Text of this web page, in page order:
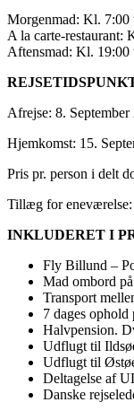
Morgenmad: Kl. 7:00
A la carte-restaurant:
Aftensmad: Kl. 19:00
Afrejse: 8. September
Hjemkomst: 15.
Pris pr. person i delt
Tillæg for eneværelse:
INKLUDERET I
Fly Billund –
Mad ombord
Transport
7 dages
Halvpension.
Udflugt til
Udflugt til
Deltagelse af
Danske